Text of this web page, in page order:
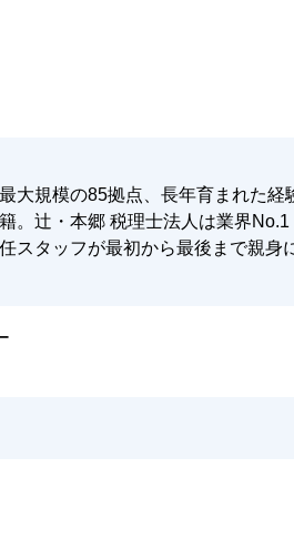
大規模の85拠点、長年育まれた経
。辻・本郷 税理士法人は業界No.1
スタッフが最初から最後まで親身